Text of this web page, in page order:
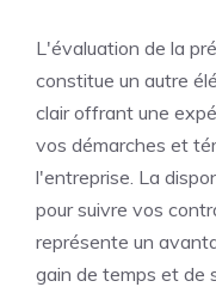
L'évaluation de la
constitue un autre
clair offrant une
vos démarches et
l'entreprise. La
pour suivre vos
représente un
gain de temps et de